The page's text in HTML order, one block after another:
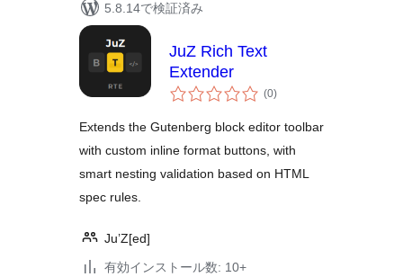
5.8.14で検証済み
JuZ Rich Text
Extender
(0個
の)
Extends the Gutenberg block editor toolbar
with custom inline format buttons, with
smart nesting validation based on HTML
spec rules.
Ju’Z[ed]
有効インストール数: 10+